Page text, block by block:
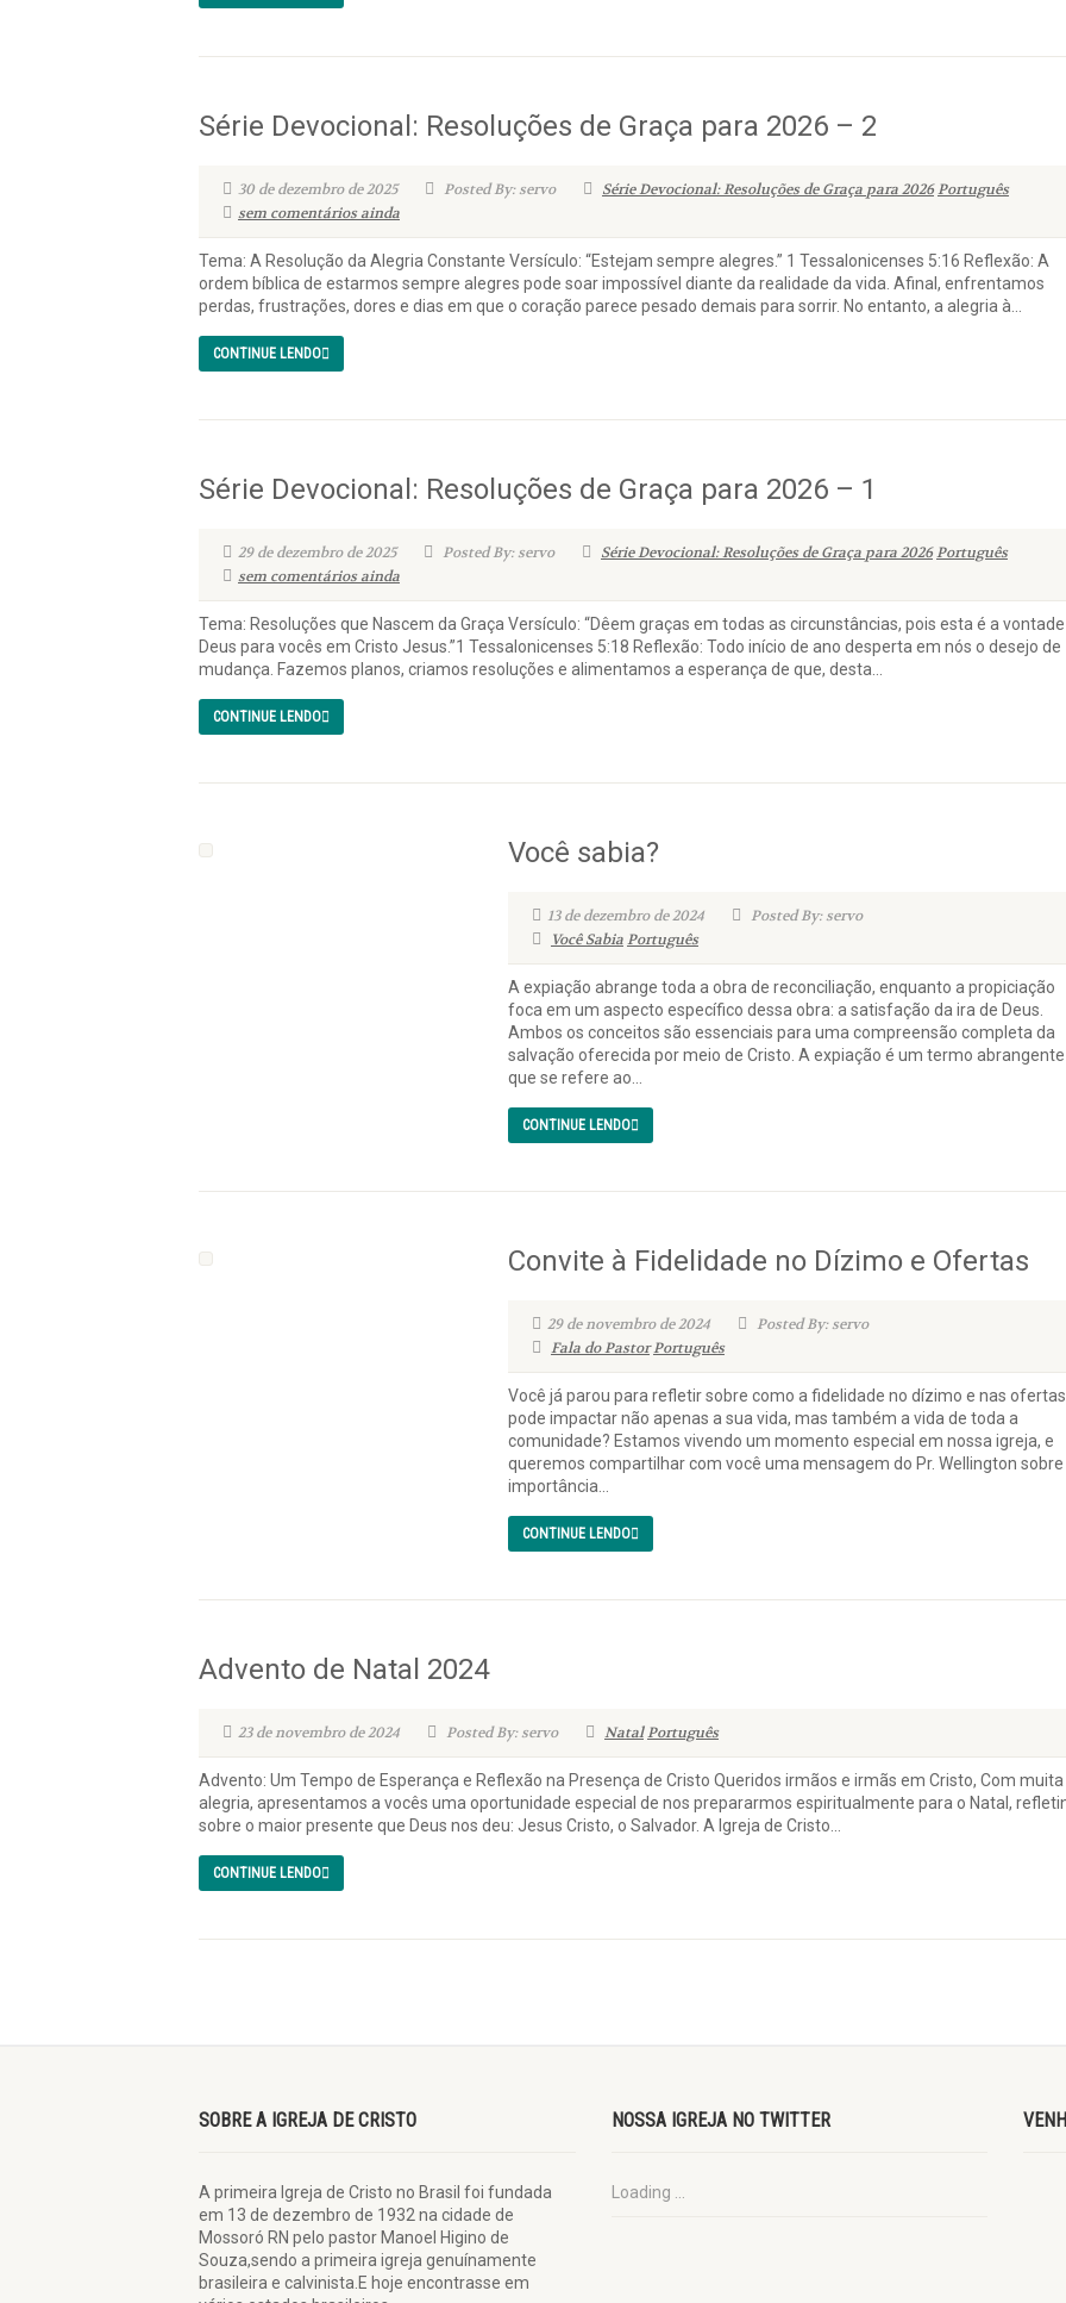
Série Devocional: Resoluções de Graça para 2026 – 2
30 de dezembro de 2025 Posted By: servo Série Devocional: Resoluções de Graça para 2026Português
sem comentários ainda
Tema: A Resolução da Alegria Constante Versículo: “Estejam sempre alegres.” 1 Tessalonicenses 5:16 Reflexão: A
ordem bíblica de estarmos sempre alegres pode soar impossível diante da realidade da vida. Afinal, enfrentamos
perdas, frustrações, dores e dias em que o coração parece pesado demais para sorrir. No entanto, a alegria à...
CONTINUE LENDO
Série Devocional: Resoluções de Graça para 2026 – 1
29 de dezembro de 2025 Posted By: servo Série Devocional: Resoluções de Graça para 2026Português
sem comentários ainda
Tema: Resoluções que Nascem da Graça Versículo: “Dêem graças em todas as circunstâncias, pois esta é a
Deus para vocês em Cristo Jesus.”1 Tessalonicenses 5:18 Reflexão: Todo início de ano desperta em nós o desejo de
mudança. Fazemos planos, criamos resoluções e alimentamos a esperança de que, desta...
CONTINUE LENDO
Você sabia?
13 de dezembro de 2024
Posted By: servo
Você SabiaPortuguês
A expiação abrange toda a obra de reconciliação, enquanto a propiciação
foca em um aspecto específico dessa obra: a satisfação da ira de Deus.
Ambos os conceitos são essenciais para uma compreensão completa da
salvação oferecida por meio de Cristo. A expiação é um termo abrangente
que se refere ao...
CONTINUE LENDO
Convite à Fidelidade no Dízimo e Ofertas
29 de novembro de 2024
Posted By: servo
Fala do PastorPortuguês
Você já parou para refletir sobre como a fidelidade no dízimo e nas ofertas
pode impactar não apenas a sua vida, mas também a vida de toda a
comunidade? Estamos vivendo um momento especial em nossa igreja, e
queremos compartilhar com você uma mensagem do Pr. Wellington sobre
importância...
CONTINUE LENDO
Advento de Natal 2024
23 de novembro de 2024 Posted By: servo NatalPortuguês
Advento: Um Tempo de Esperança e Reflexão na Presença de Cristo Queridos irmãos e irmãs em Cristo, Com muita
alegria, apresentamos a vocês uma oportunidade especial de nos prepararmos espiritualmente para o Natal,
sobre o maior presente que Deus nos deu: Jesus Cristo, o Salvador. A Igreja de Cristo...
CONTINUE LENDO
SOBRE A IGREJA DE CRISTO
A primeira Igreja de Cristo no Brasil foi fundada
em 13 de dezembro de 1932 na cidade de
Mossoró RN pelo pastor Manoel Higino de
Souza,sendo a primeira igreja genuínamente
brasileira e calvinista.E hoje encontrasse em
NOSSA IGREJA NO TWITTER
Loading ...